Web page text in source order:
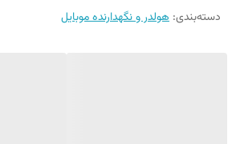
میز نیز برای مشاهده محتوای تصویری استفاده کرد.
دسته‌بندی: هولدر و نگهدارنده موبایل